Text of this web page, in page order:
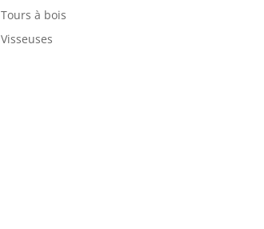
Tours à bois
Visseuses